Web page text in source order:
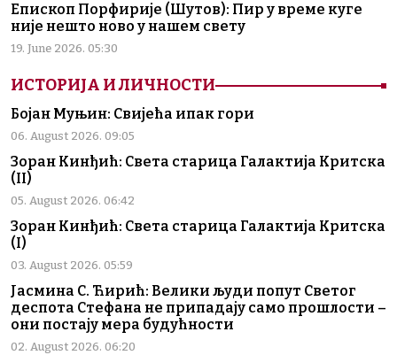
Епископ Порфирије (Шутов): Пир у време куге
није нешто ново у нашем свету
19. June 2026. 05:30
ИСТОРИЈА И ЛИЧНОСТИ
Бојан Муњин: Свијећа ипак гори
06. August 2026. 09:05
Зоран Кинђић: Света старица Галактија Критска
(II)
05. August 2026. 06:42
Зоран Кинђић: Света старица Галактија Критска
(I)
03. August 2026. 05:59
Јасмина С. Ћирић: Велики људи попут Светог
деспота Стефана не припадају само прошлости –
они постају мера будућности
02. August 2026. 06:20